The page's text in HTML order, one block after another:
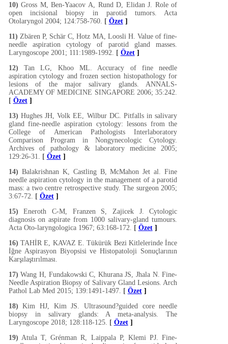
10) Gross M, Ben-Yaacov A, Rund D, Elidan J. Role of
open incisional biopsy in parotid tumors. Acta
Otolaryngol 2004; 124:758-760. [ Özet]
11) Zbären P, Schär C, Hotz MA, Loosli H. Value of fine-
needle aspiration cytology of parotid gland masses.
Laryngoscope 2001; 111:1989-1992. [ Özet]
12) Tan LG, Khoo ML. Accuracy of fine needle
aspiration cytology and frozen section histopathology for
lesions of the major salivary glands. ANNALS-
ACADEMY OF MEDICINE SINGAPORE 2006; 35:242.
[ Özet]
13) Hughes JH, Volk EE, Wilbur DC. Pitfalls in salivary
gland fine-needle aspiration cytology: lessons from the
College of American Pathologists Interlaboratory
Comparison Program in Nongynecologic Cytology.
Archives of pathology & laboratory medicine 2005;
129:26-31. [ Özet]
14) Balakrishnan K, Castling B, McMahon Jet al. Fine
needle aspiration cytology in the management of a parotid
mass: a two centre retrospective study. The surgeon 2005;
3:67-72. [ Özet]
15) Eneroth C-M, Franzen S, Zajicek J. Cytologic
diagnosis on aspirate from 1000 salivary-gland tumours.
Acta Oto-laryngologica 1967; 63:168-172. [ Özet]
16) TAHİR E, KAVAZ E. Tükürük Bezi Kitlelerinde İnce
İğne Aspirasyon Biyopsisi ve Histopatoloji Sonuçlarının
Karşılaştırılması.
17) Wang H, Fundakowski C, Khurana JS, Jhala N. Fine-
Needle Aspiration Biopsy of Salivary Gland Lesions. Arch
Pathol Lab Med 2015; 139:1491-1497. [ Özet]
18) Kim HJ, Kim JS. Ultrasound?guided core needle
biopsy in salivary glands: A meta-analysis. The
Laryngoscope 2018; 128:118-125. [ Özet]
19) Atula T, Grénman R, Laippala P, Klemi PJ. Fine-